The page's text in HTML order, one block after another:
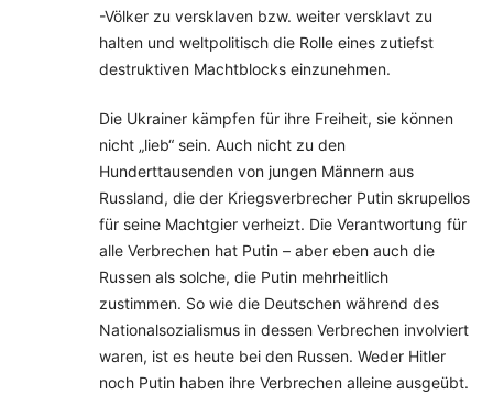
-Völker zu versklaven bzw. weiter versklavt zu
halten und weltpolitisch die Rolle eines zutiefst
destruktiven Machtblocks einzunehmen.
Die Ukrainer kämpfen für ihre Freiheit, sie können
nicht „lieb“ sein. Auch nicht zu den
Hunderttausenden von jungen Männern aus
Russland, die der Kriegsverbrecher Putin skrupellos
für seine Machtgier verheizt. Die Verantwortung für
alle Verbrechen hat Putin – aber eben auch die
Russen als solche, die Putin mehrheitlich
zustimmen. So wie die Deutschen während des
Nationalsozialismus in dessen Verbrechen involviert
waren, ist es heute bei den Russen. Weder Hitler
noch Putin haben ihre Verbrechen alleine ausgeübt.